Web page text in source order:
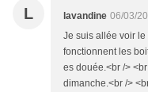
L lavandine 06/03/
Je suis allée voir
fonctionnent les
es douée.<br />
dimanche.<br />